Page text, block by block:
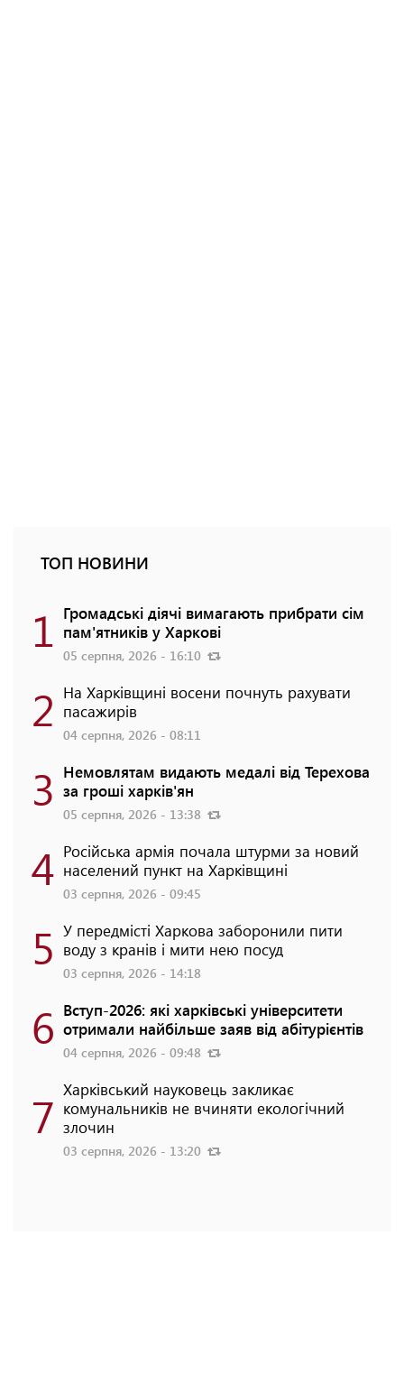
ТОП НОВИНИ
1 Громадські діячі вимагають прибрати сім
пам'ятників у Харкові
05 серпня, 2026 - 16:10
2 На Харківщині восени почнуть рахувати
пасажирів
04 серпня, 2026 - 08:11
3 Немовлятам видають медалі від Терехова
за гроші харків'ян
05 серпня, 2026 - 13:38
4 Російська армія почала штурми за новий
населений пункт на Харківщині
03 серпня, 2026 - 09:45
5 У передмісті Харкова заборонили пити
воду з кранів і мити нею посуд
03 серпня, 2026 - 14:18
6 Вступ-2026: які харківські університети
отримали найбільше заяв від абітурієнтів
04 серпня, 2026 - 09:48
7 Харківський науковець закликає
комунальників не вчиняти екологічний
злочин
03 серпня, 2026 - 13:20